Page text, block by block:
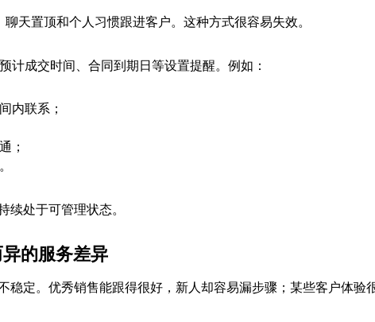
天置顶和个人习惯跟进客户。这种方式很容易失效。
计成交时间、合同到期日等设置提醒。例如：
内联系；
；
续处于可管理状态。
的服务差异
稳定。优秀销售能跟得很好，新人却容易漏步骤；某些客户体验